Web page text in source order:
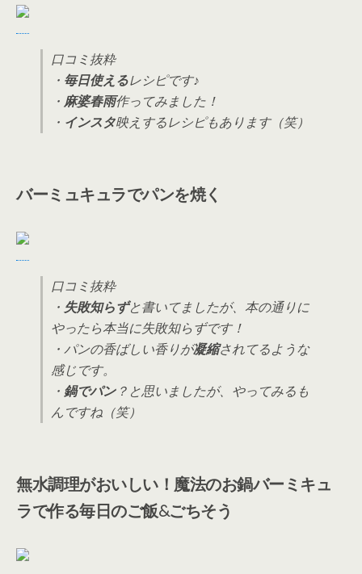
口コミ抜粋
・ 毎日使えるレシピです♪
・ 麻婆春雨作ってみました！
・ インスタ映えするレシピもあります（笑）
バーミュキュラでパンを焼く
口コミ抜粋
・ 失敗知らずと書いてましたが、本の通りに
やったら本当に失敗知らずです！
・パンの香ばしい香りが凝縮されてるような
感じです。
・ 鍋でパン？と思いましたが、やってみるも
んですね（笑）
無水調理がおいしい！魔法のお鍋バーミキュ
ラで作る毎日のご飯&ごちそう